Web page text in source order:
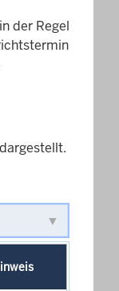
der Regel